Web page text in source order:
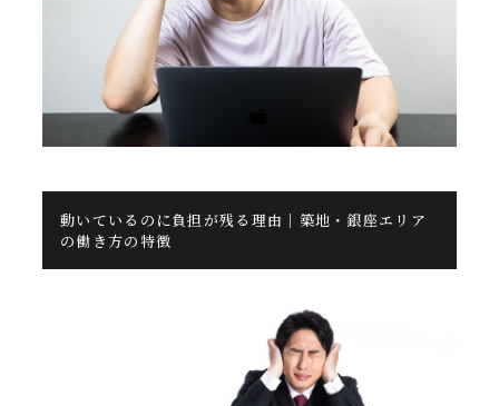
動いているのに負担が残る理由｜築地・銀座エリア
の働き方の特徴